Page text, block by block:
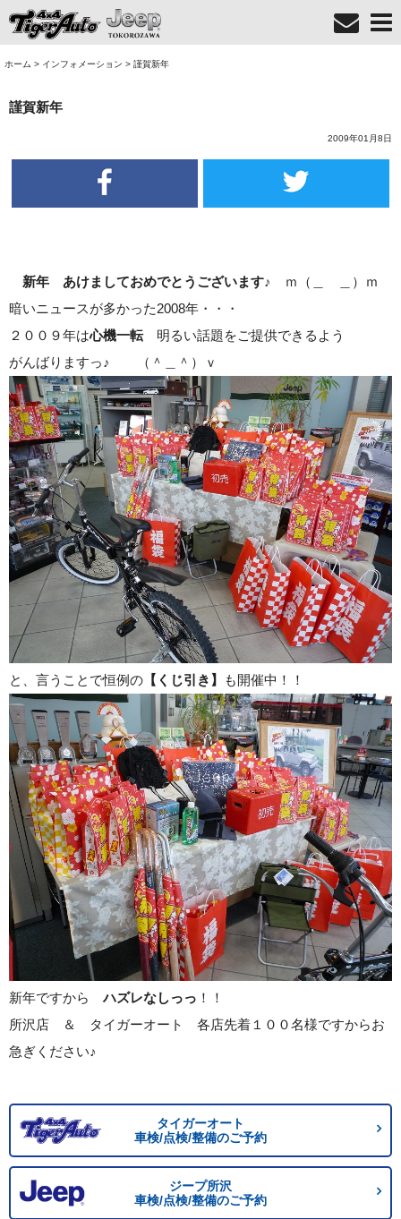
ホーム > インフォメーション > 謹賀新年
謹賀新年
2009年01月8日
新年 あけましておめでとうございます♪
ｍ（＿ ＿）ｍ
暗いニュースが多かった2008年・・・
２００９年は心機一転明るい話題をご提供できるよう
がんばりますっ♪ （＾＿＾）ｖ
と、言うことで恒例の 【くじ引き】 も開催中！！
新年ですからハズレなしっっ ！！
所沢店 ＆ タイガーオート 各店先着１００名様ですからお
急ぎください♪
タイガーオート
車検/点検/整備のご予約
ジープ所沢
車検/点検/整備のご予約